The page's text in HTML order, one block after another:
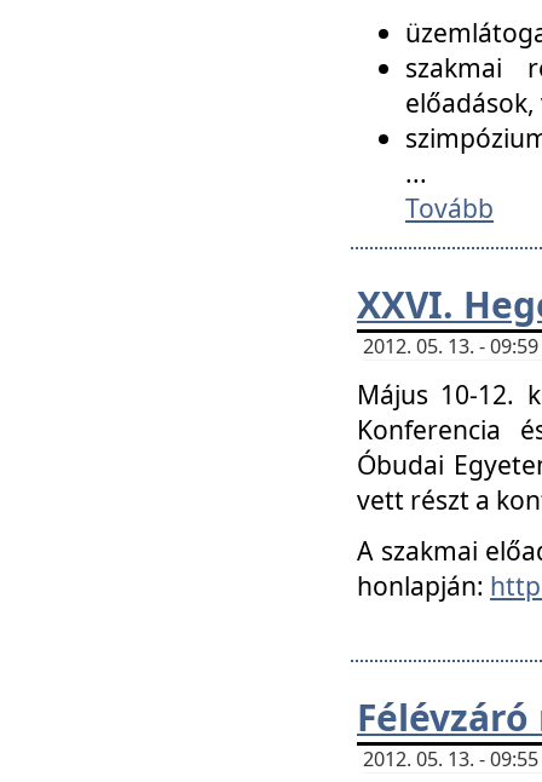
szakmai
...
Tovább
XXVI.
2012. 05. 13. -
Május 10-12.
Konferencia
Óbudai
vett részt a
A szakmai
honlapján:
2012. 05. 13. -